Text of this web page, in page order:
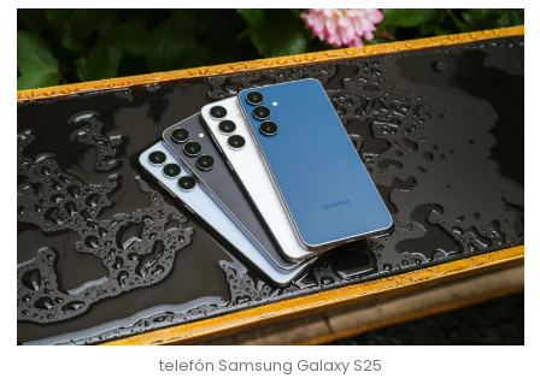
telefón Samsung Galaxy S25